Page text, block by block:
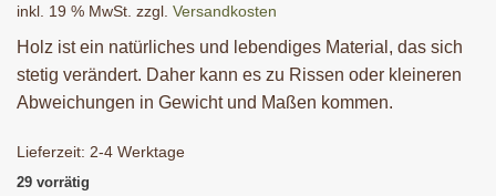
war:
3,40 €
ist:
2,40 €.
inkl. 19 % MwSt. zzgl. Versandkosten
Holz ist ein natürliches und lebendiges Material, das sich
stetig verändert. Daher kann es zu Rissen oder kleineren
Abweichungen in Gewicht und Maßen kommen.
Lieferzeit: 2-4 Werktage
29 vorrätig